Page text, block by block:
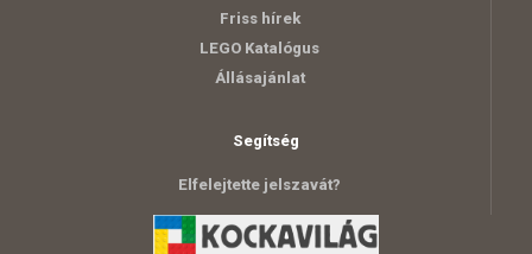
Friss hírek
LEGO Katalógus
Állásajánlat
Segítség
Elfelejtette jelszavát?